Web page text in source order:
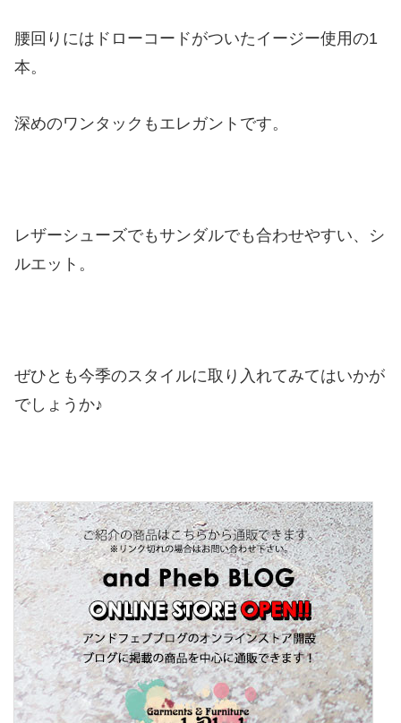
腰回りにはドローコードがついたイージー使用の1
本。
深めのワンタックもエレガントです。
レザーシューズでもサンダルでも合わせやすい、シ
ルエット。
ぜひとも今季のスタイルに取り入れてみてはいかが
でしょうか♪